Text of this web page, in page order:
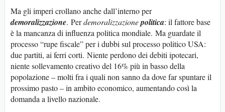
Ma gli imperi crollano anche dall’interno per
demoralizzazione. Perdemoralizzazionepolitica: il fattore base
è la mancanza di influenza politica mondiale. Ma guardate il
processo “rupe fiscale” per i dubbi sul processo politico USA:
due partiti, ai ferri corti. Niente perdono dei debiti ipotecari,
niente sollevamento creativo del 16% più in basso della
popolazione – molti fra i quali non sanno da dove far spuntare il
prossimo pasto – in ambito economico, aumentando così la
domanda a livello nazionale.